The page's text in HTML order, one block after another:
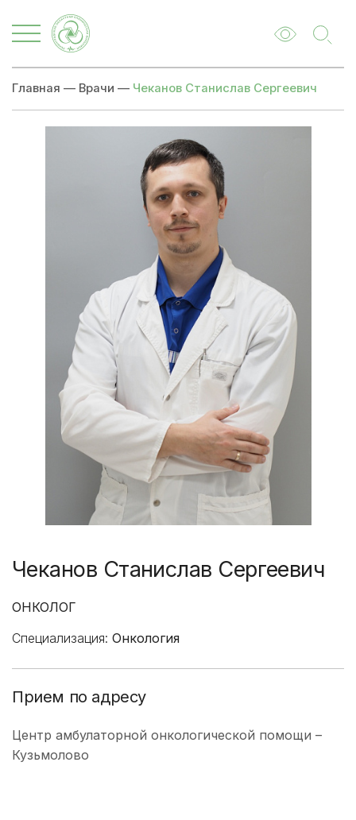
Главная — Врачи — Чеканов Станислав Сергеевич
Чеканов Станислав Сергеевич
ОНКОЛОГ
Специализация: Онкология
Прием по адресу
Центр амбулаторной онкологической помощи –
Кузьмолово